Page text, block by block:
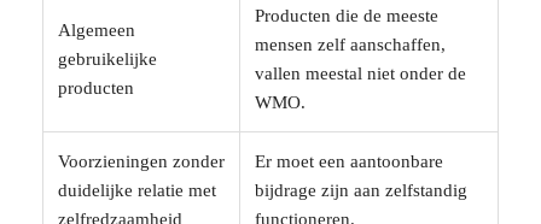
Algemeen
gebruikelijke
producten
Producten die de meeste
mensen zelf aanschaffen,
vallen meestal niet onder de
WMO.
Voorzieningen zonder
duidelijke relatie met
zelfredzaamheid
Er moet een aantoonbare
bijdrage zijn aan zelfstandig
functioneren.